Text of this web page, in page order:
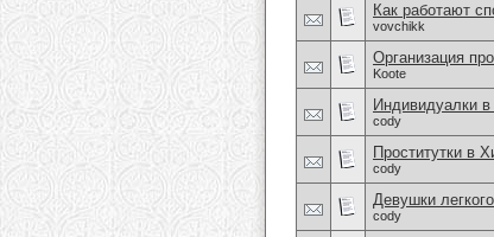
Как работают
vovchikk
Организация
Koote
Индивидуалки
cody
Проститутки в
cody
Девушки
cody